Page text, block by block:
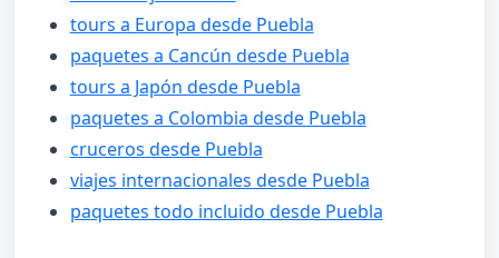
tours a Europa desde Puebla
paquetes a Cancún desde Puebla
tours a Japón desde Puebla
paquetes a Colombia desde Puebla
cruceros desde Puebla
viajes internacionales desde Puebla
paquetes todo incluido desde Puebla